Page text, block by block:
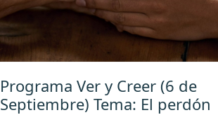
Programa Ver y Creer (6 de
Septiembre) Tema: El perdón